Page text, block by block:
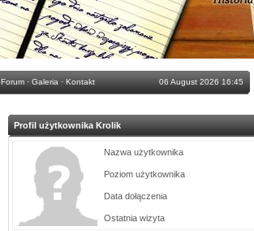
Forum · Galeria · Kontakt 06 August 2026 16:45
Profil użytkownika Krolik
Nazwa użytkownika
Poziom użytkownika
Data dołączenia
Ostatnia wizyta